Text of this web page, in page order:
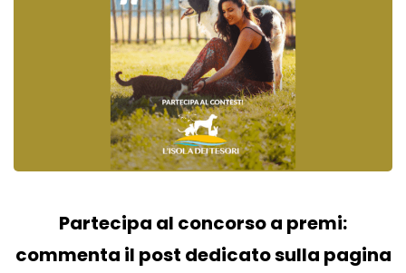
Partecipa al concorso a premi:
commenta il post dedicato sulla pagina